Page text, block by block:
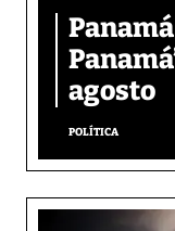
agosto
POLÍTICA